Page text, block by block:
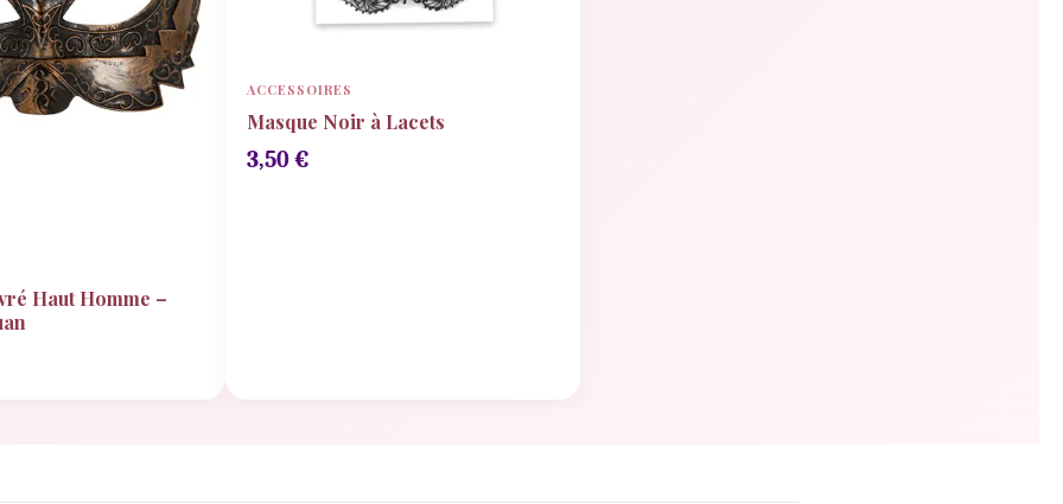
Haut Homme –
ACCESSOIRES
Masque Noir à Lacets
3,50€